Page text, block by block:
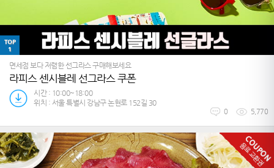
TOP
1
면세점 보다 저렴한 선그라스 구매해보세요
라피스 센시블레 선그라스 쿠폰
시간 : 10:00~18:00
위치 : 서울 특별시 강남구 논현로 152길 30
0 5,770